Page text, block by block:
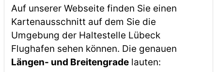
Auf unserer Webseite finden Sie einen
Kartenausschnitt auf dem Sie die
Umgebung der Haltestelle Lübeck
Flughafen sehen können. Die genauen
Längen- und Breitengradelauten: